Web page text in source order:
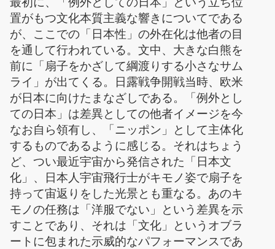
置がもつ文化本質主義な響きについてである
が、ここでの「日本性」の外在化は他者の目
を通して行われている。文中、大きな白熊を
前に「扇子をかざして綱渡りする小さなサム
ライ」が出てくる。日露戦争開戦当時、欧米
が日本に向けたまなざしである。「例外とし
ての日本」は差異としての他者イメージを今
なお自ら領有し、「ニッポン」として主体化
するものであるように感じる。それはちょう
ど、つい最近宇宙から発信された「日本文
化」、日本人宇宙飛行士がキモノ姿で扇子を
持って宙返りをした光景とも重なる。あのキ
モノの任務は「洋服でない」という差異を示
すことであり、それは「文化」というオブラ
ートに包まれた示威的なパフォーマンスであ